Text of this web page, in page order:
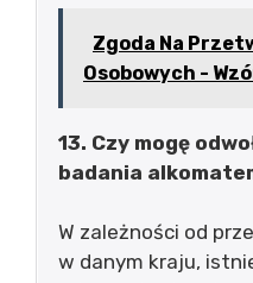
Zgoda Na
Osobowych -
13. Czy mogę
badania
W zależności od
w danym kraju,